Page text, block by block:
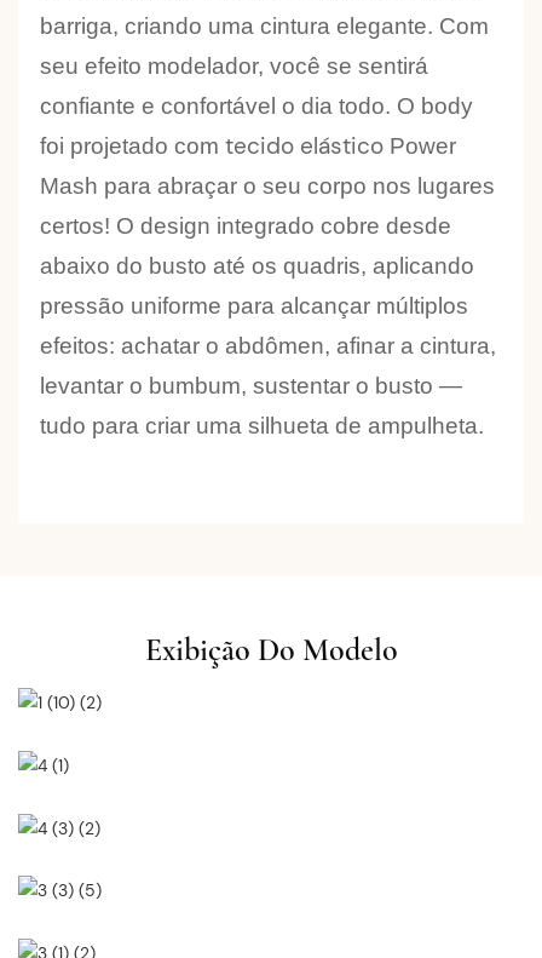
barriga, criando uma cintura elegante. Com
seu efeito modelador, você se sentirá
confiante e confortável o dia todo. O body
foi projetado com tecido elástico Power
Mash para abraçar o seu corpo nos lugares
certos! O design integrado cobre desde
abaixo do busto até os quadris, aplicando
pressão uniforme para alcançar múltiplos
efeitos: achatar o abdômen, afinar a cintura,
levantar o bumbum, sustentar o busto —
tudo para criar uma silhueta de ampulheta.
Exibição Do Modelo